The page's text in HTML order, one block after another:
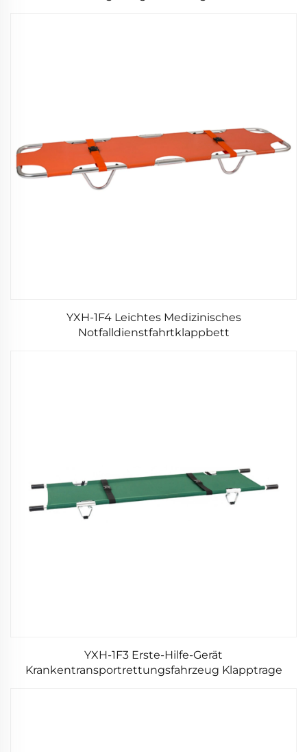
YXH-1F4 Leichtes Medizinisches
Notfalldienstfahrtklappbett
YXH-1F3 Erste-Hilfe-Gerät
Krankentransportrettungsfahrzeug Klapptrage